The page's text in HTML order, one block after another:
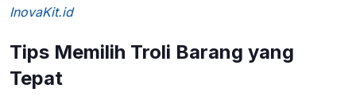
InovaKit.id
Tips Memilih Troli Barang yang
Tepat